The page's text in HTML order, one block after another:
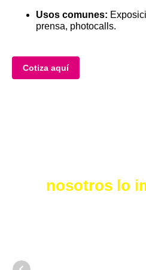
Usos comunes:
prensa, photocalls.
Cotiza aquí
nosotros lo